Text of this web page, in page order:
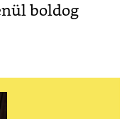
boldog